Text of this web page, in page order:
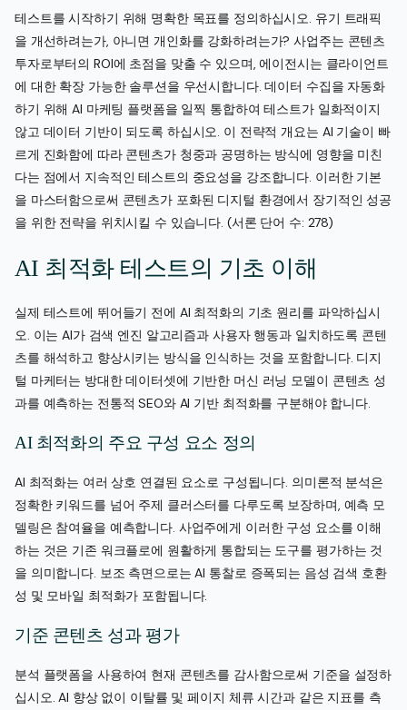
테스트를 시작하기 위해 명확한 목표를 정의하십시오. 유기 트래픽
을 개선하려는가, 아니면 개인화를 강화하려는가? 사업주는 콘텐츠
투자로부터의 ROI에 초점을 맞출 수 있으며, 에이전시는 클라이언트
에 대한 확장 가능한 솔루션을 우선시합니다. 데이터 수집을 자동화
하기 위해 AI 마케팅 플랫폼을 일찍 통합하여 테스트가 일화적이지
않고 데이터 기반이 되도록 하십시오. 이 전략적 개요는 AI 기술이 빠
르게 진화함에 따라 콘텐츠가 청중과 공명하는 방식에 영향을 미친
다는 점에서 지속적인 테스트의 중요성을 강조합니다. 이러한 기본
을 마스터함으로써 콘텐츠가 포화된 디지털 환경에서 장기적인 성공
을 위한 전략을 위치시킬 수 있습니다. (서론 단어 수: 278)
AI 최적화 테스트의 기초 이해
실제 테스트에 뛰어들기 전에 AI 최적화의 기초 원리를 파악하십시
오. 이는 AI가 검색 엔진 알고리즘과 사용자 행동과 일치하도록 콘텐
츠를 해석하고 향상시키는 방식을 인식하는 것을 포함합니다. 디지
털 마케터는 방대한 데이터셋에 기반한 머신 러닝 모델이 콘텐츠 성
과를 예측하는 전통적 SEO와 AI 기반 최적화를 구분해야 합니다.
AI 최적화의 주요 구성 요소 정의
AI 최적화는 여러 상호 연결된 요소로 구성됩니다. 의미론적 분석은
정확한 키워드를 넘어 주제 클러스터를 다루도록 보장하며, 예측 모
델링은 참여율을 예측합니다. 사업주에게 이러한 구성 요소를 이해
하는 것은 기존 워크플로에 원활하게 통합되는 도구를 평가하는 것
을 의미합니다. 보조 측면으로는 AI 통찰로 증폭되는 음성 검색 호환
성 및 모바일 최적화가 포함됩니다.
기준 콘텐츠 성과 평가
분석 플랫폼을 사용하여 현재 콘텐츠를 감사함으로써 기준을 설정하
십시오. AI 향상 없이 이탈률 및 페이지 체류 시간과 같은 지표를 측